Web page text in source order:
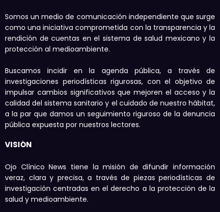
Somos un medio de comunicación independiente que surge
como una iniciativa comprometida con la transparencia y la
rendición de cuentas en el sistema de salud mexicano y la
protección al medioambiente.
Buscamos incidir en la agenda pública, a través de
investigaciones periodísticas rigurosas, con el objetivo de
impulsar cambios significativos que mejoren el acceso y la
calidad del sistema sanitario y el cuidado de nuestro hábitat,
a la par que damos un seguimiento riguroso de la denuncia
pública expuesta por nuestros lectores.
VISIÓN
Ojo Clínico News tiene la misión de difundir información
veraz, clara y precisa, a través de piezas periodísticas de
investigación centradas en el derecho a la protección de la
salud y medioambiente.